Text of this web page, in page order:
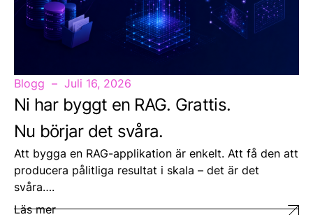
Blogg Juli 16, 2026
Ni har byggt en RAG. Grattis.
Nu börjar det svåra.
Att bygga en RAG-applikation är enkelt. Att få den att
producera pålitliga resultat i skala – det är det
svåra….
Läs mer